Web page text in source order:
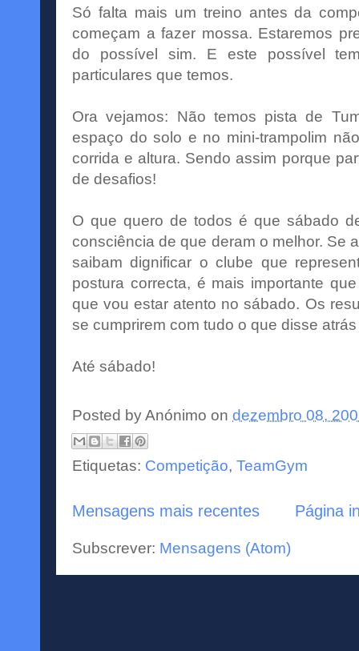
Só falta mais um treino antes da
começam a fazer mossa. Estaremos
do possível sim. E este possível
particulares que temos.
Ora vejamos: Não temos pista de
espaço do solo e no mini-trampolim
corrida e altura. Sendo assim porque
de desafios!
O que quero de todos é que sábado
consciência de que deram o melhor. Se
saibam dignificar o clube que
postura correcta, é mais importante
que vou estar atento nosábado. Os
se cumprirem com tudo o que disse atrás
Até sábado!
Posted byAnónimo on dezembro 08,
Etiquetas: Competição, TeamGym
Mensagens mais recentes Página
Subscrever: Mensagens (Atom)